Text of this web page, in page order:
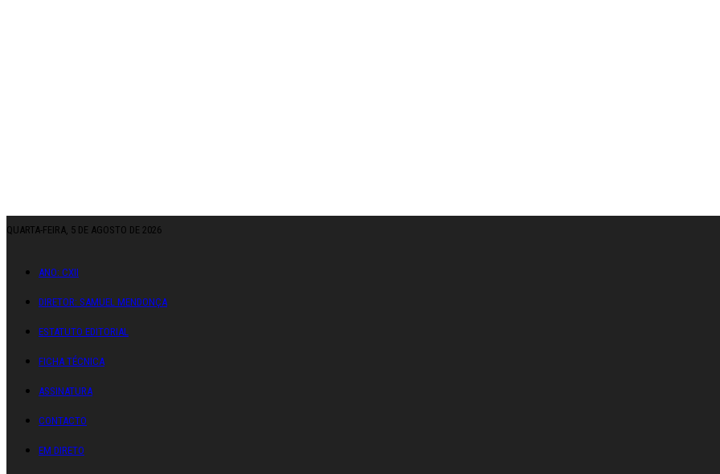
QUARTA-FEIRA, 5 DE AGOSTO DE 2026
ANO: CXII
DIRETOR: SAMUEL MENDONÇA
ESTATUTO EDITORIAL
FICHA TÉCNICA
ASSINATURA
CONTACTO
EM DIRETO